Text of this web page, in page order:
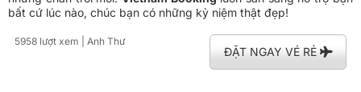
bất cứ lúc nào, chúc bạn có những kỷ niệm thật đẹp!
5958 lượt xem | Anh Thư
ĐẶT NGAY VÉ RẺ